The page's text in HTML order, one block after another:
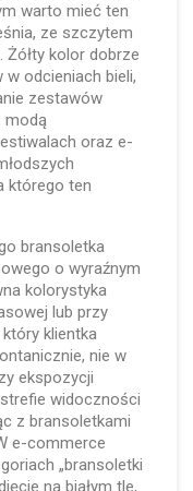
warto mieć ten
ze szczytem
kolor dobrze
odcieniach bieli,
zestawów
modą
oraz e-
którego ten
bransoletka
o wyraźnym
kolorystyka
lub przy
klientka
nie w
ekspozycji
widoczności
z bransoletkami
e-commerce
„bransoletki
na białym tle,